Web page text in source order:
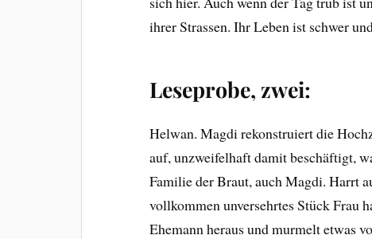
ihrer Strassen. Ihr Leben ist schwer
Leseprobe, zwei:
Helwan. Magdi rekonstruiert die
auf, unzweifelhaft damit beschäftigt,
Familie der Braut, auch Magdi. Harrt
vollkommen unversehrtes Stück Frau
Ehemann heraus und murmelt etwas